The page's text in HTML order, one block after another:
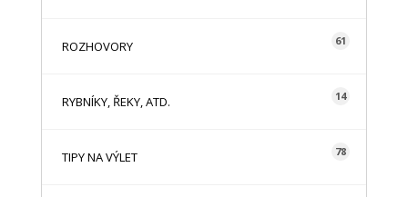
ROZHOVORY 61
RYBNÍKY, ŘEKY, ATD. 14
TIPY NA VÝLET 78